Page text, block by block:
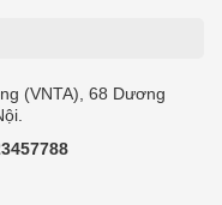
(VNTA), 68 Dương